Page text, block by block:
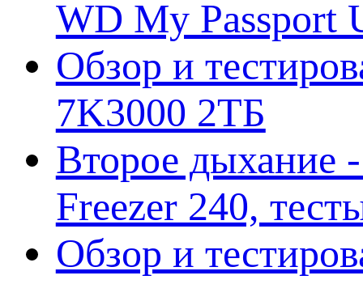
WD My Passport
Обзор и
7K3000 2ТБ
Второе дыхание
Freezer 240,
Обзор и